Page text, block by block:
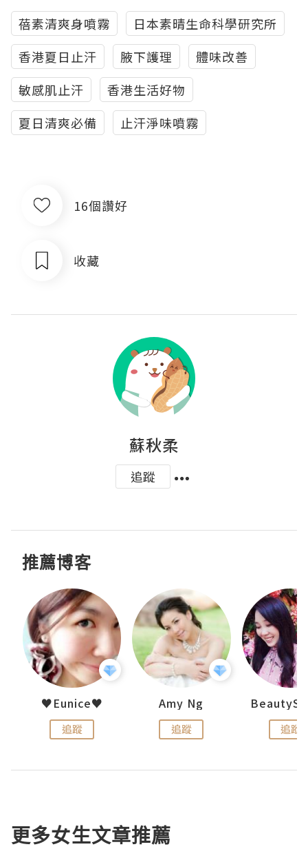
蓓素清爽身噴霧
日本素晴生命科學研究所
香港夏日止汗
腋下護理
體味改善
敏感肌止汗
香港生活好物
夏日清爽必備
止汗淨味噴霧
16個讚好
收藏
蘇秋柔
追蹤
推薦博客
♥Eunice♥
追蹤
Amy Ng
追蹤 追蹤
更多女生文章推薦